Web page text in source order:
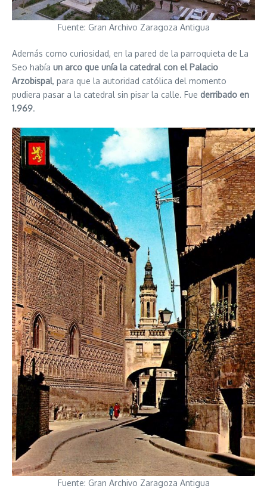
Fuente: Gran Archivo Zaragoza Antigua
Además como curiosidad, en la pared de la parroquieta de La
Seo había un arco que unía la catedral con el Palacio
Arzobispal, para que la autoridad católica del momento
pudiera pasar a la catedral sin pisar la calle. Fue derribado en
1.969.
Fuente: Gran Archivo Zaragoza Antigua